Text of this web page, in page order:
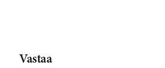
Vastaa